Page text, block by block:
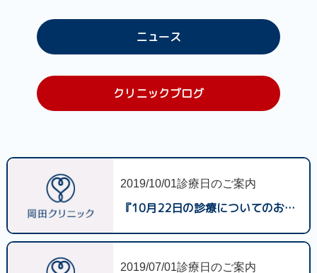
ニュース
クリニックブログ
2019/10/01診療日のご案内
『10月22日の診療についてのお知らせ』
2019/07/01診療日のご案内